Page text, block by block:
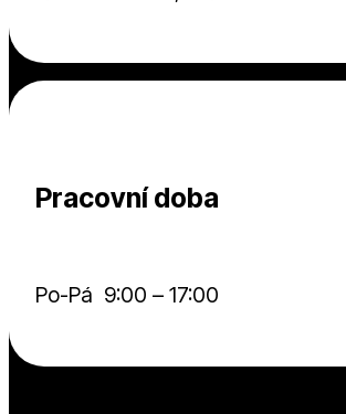
Pracovní doba
Po-Pá 9:00 – 17:00